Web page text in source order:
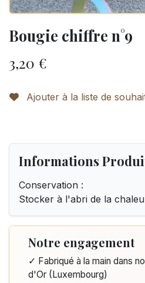
Bougie chiffre n°9
3,20 €
Ajouter à la liste de
Informations
Conservation :
Stocker à l'abri de la
Notre engagement
✓ Fabriqué à la main dans
d'Or (Luxembourg)